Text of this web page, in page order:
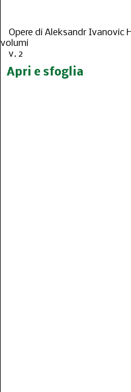
Opere di Aleksandr Ivanovic
volumi
v. 2
Apri e sfoglia
ABC